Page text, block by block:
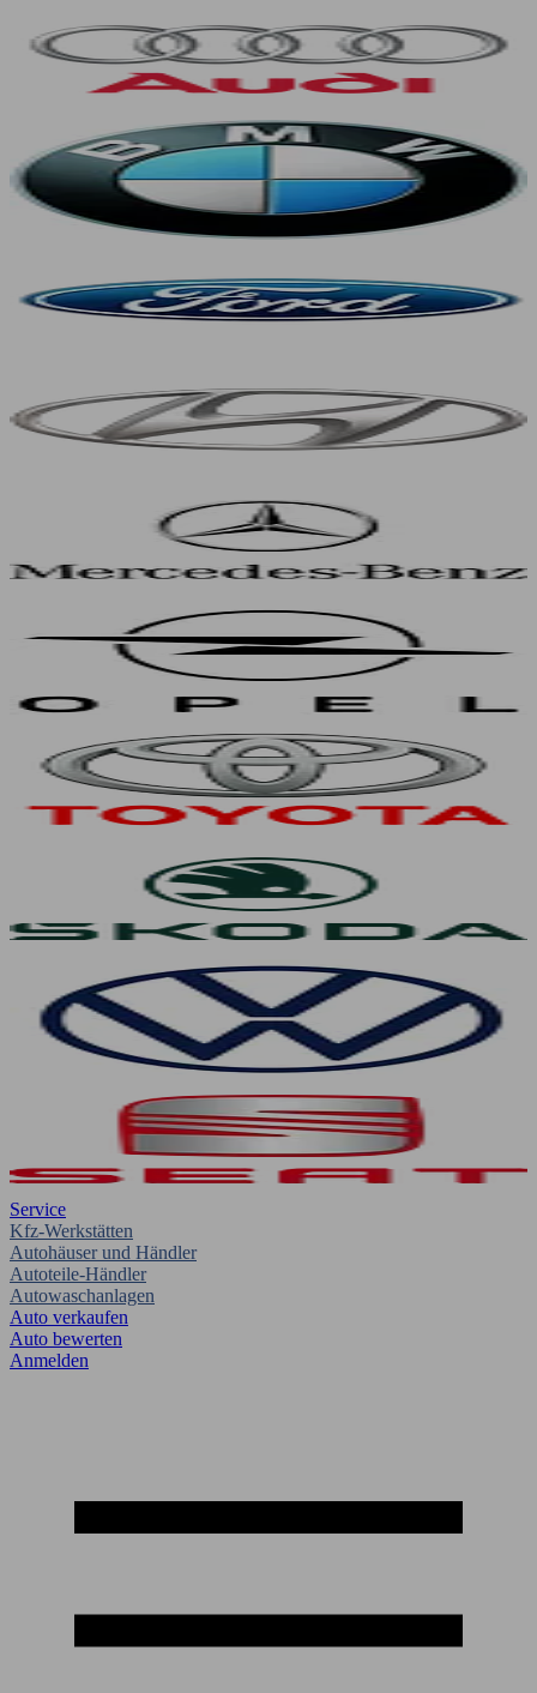
Service
Kfz-Werkstätten
Autohäuser und Händler
Autoteile-Händler
Autowaschanlagen
Auto verkaufen
Auto bewerten
Anmelden